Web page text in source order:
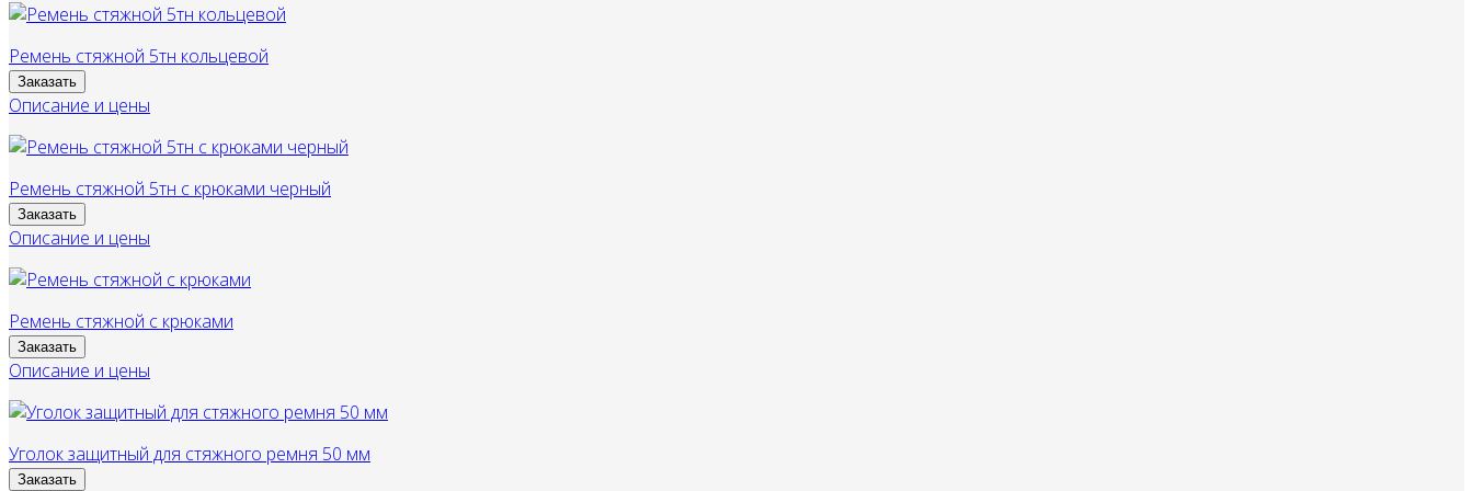
Ремень стяжной 5тн кольцевой
Заказать
Описание и цены
Ремень стяжной 5тн с крюками черный
Заказать
Описание и цены
Ремень стяжной с крюками
Заказать
Описание и цены
Уголок защитный для стяжного ремня 50 мм
Заказать